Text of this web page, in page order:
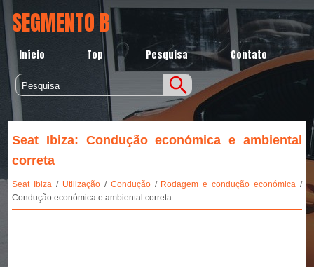
SEGMENTO B
Início Top Pesquisa Contato
Seat Ibiza: Condução económica e ambiental
correta
Seat Ibiza/ Utilização/ Condução/ Rodagem e condução económica /
Condução económica e ambiental correta